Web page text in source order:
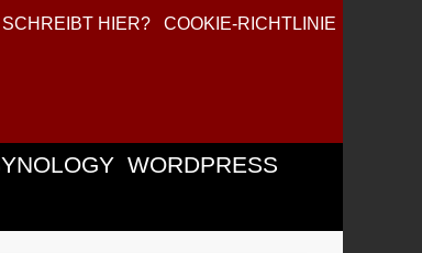
HIER? COOKIE-RICHTLINIE
WORDPRESS